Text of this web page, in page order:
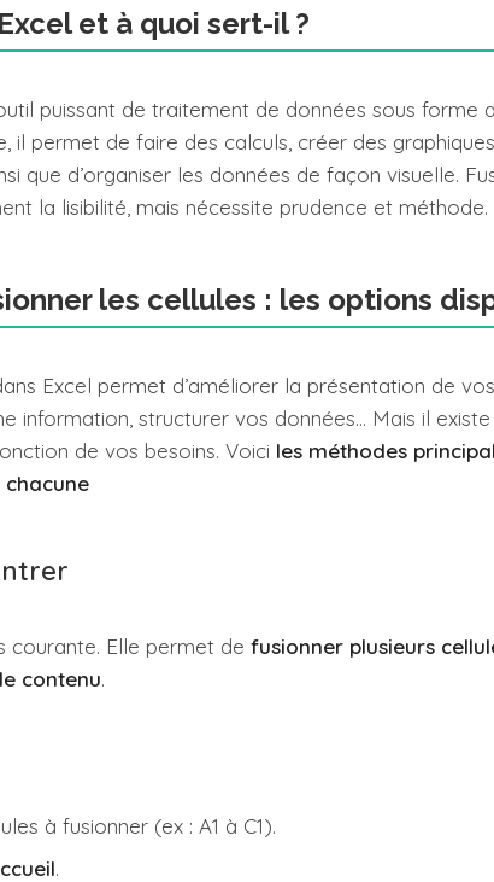
et à quoi sert-il ?
puissant de traitement de données sous forme
il permet de faire des calculs, créer des
que d’organiser les données de façon visuelle.
la lisibilité, mais nécessite prudence et méthode.
les cellules : les options
Excel permet d’améliorer la présentation de
information, structurer vos données… Mais il existe
de vos besoins. Voici les méthodes
courante. Elle permet de fusionner plusieurs
contenu.
à fusionner (ex : A1 à C1).
.